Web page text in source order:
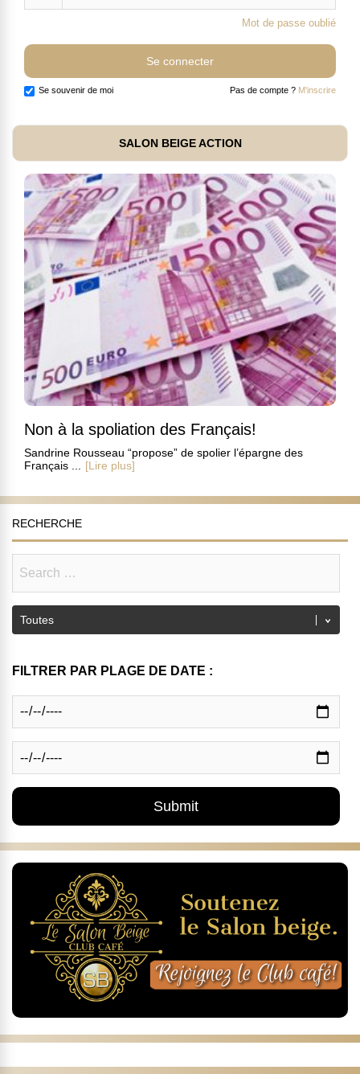
Mot de passe oublié
Se souvenir de moi Pas de compte ? M'inscrire
SALON BEIGE ACTION
Non à la spoliation des Français!
Sandrine Rousseau “propose” de spolier l’épargne des
Français ...
[Lire plus]
RECHERCHE
FILTRER PAR PLAGE DE DATE :